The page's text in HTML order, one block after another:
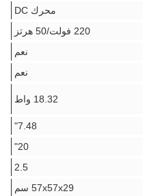
محرك DC
220 فولت/50 هرتز
نعم
نعم
18.32 واط
7.48"
20"
2.5
57x57x29 سم